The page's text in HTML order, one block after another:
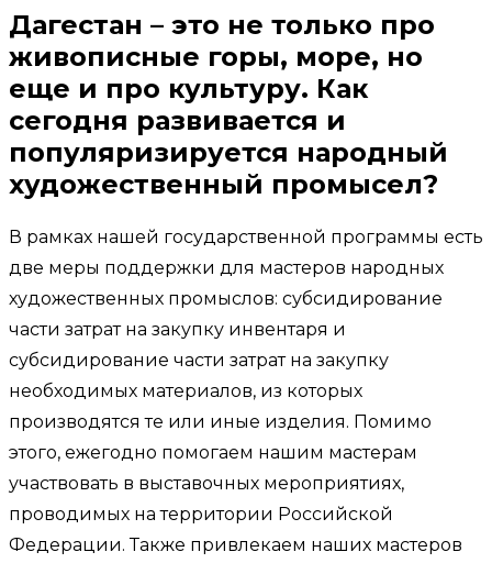
Дагестан – это не только про
живописные горы, море, но
еще и про культуру. Как
сегодня развивается и
популяризируется народный
художественный промысел?
В рамках нашей государственной программы есть
две меры поддержки для мастеров народных
художественных промыслов: субсидирование
части затрат на закупку инвентаря и
субсидирование части затрат на закупку
необходимых материалов, из которых
производятся те или иные изделия. Помимо
этого, ежегодно помогаем нашим мастерам
участвовать в выставочных мероприятиях,
проводимых на территории Российской
Федерации. Также привлекаем наших мастеров